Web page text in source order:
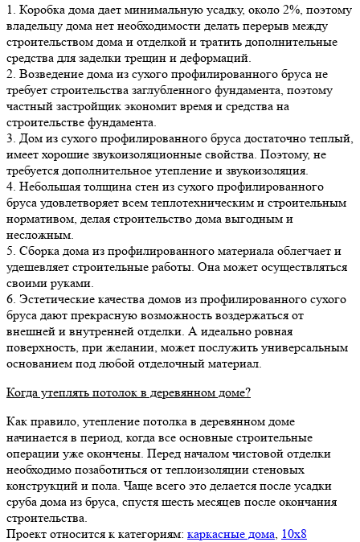
1. Коробка дома дает минимальную усадку, около 2%, поэтому
владельцу дома нет необходимости делать перерыв между
строительством дома и отделкой и тратить дополнительные
средства для заделки трещин и деформаций.
2. Возведение дома из сухого профилированного бруса не
требует строительства заглубленного фундамента, поэтому
частный застройщик экономит время и средства на
строительстве фундамента.
3. Дом из сухого профилированного бруса достаточно теплый,
имеет хорошие звукоизоляционные свойства. Поэтому, не
требуется дополнительное утепление и звукоизоляция.
4. Небольшая толщина стен из сухого профилированного
бруса удовлетворяет всем теплотехническим и строительным
нормативом, делая строительство дома выгодным и
несложным.
5. Сборка дома из профилированного материала облегчает и
удешевляет строительные работы. Она может осуществляться
своими руками.
6. Эстетические качества домов из профилированного сухого
бруса дают прекрасную возможность воздержаться от
внешней и внутренней отделки. А идеально ровная
поверхность, при желании, может послужить универсальным
основанием под любой отделочный материал.
Когда утеплять потолок в деревянном доме?
Как правило, утепление потолка в деревянном доме
начинается в период, когда все основные строительные
операции уже окончены. Перед началом чистовой отделки
необходимо позаботиться от теплоизоляции стеновых
конструкций и пола. Чаще всего это делается после усадки
сруба дома из бруса, спустя шесть месяцев после окончания
строительства.
Проект относится к категориям: каркасные дома 10х8